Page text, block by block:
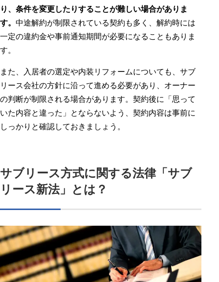
り、条件を変更したりすることが難しい場合がありま
す。 中途解約が制限されている契約も多く、解約時には
一定の違約金や事前通知期間が必要になることもありま
す。
また、入居者の選定や内装リフォームについても、サブ
リース会社の方針に沿って進める必要があり、オーナー
の判断が制限される場合があります。契約後に「思って
いた内容と違った」とならないよう、契約内容は事前に
しっかりと確認しておきましょう。
サブリース方式に関する法律「サブ
リース新法」とは？